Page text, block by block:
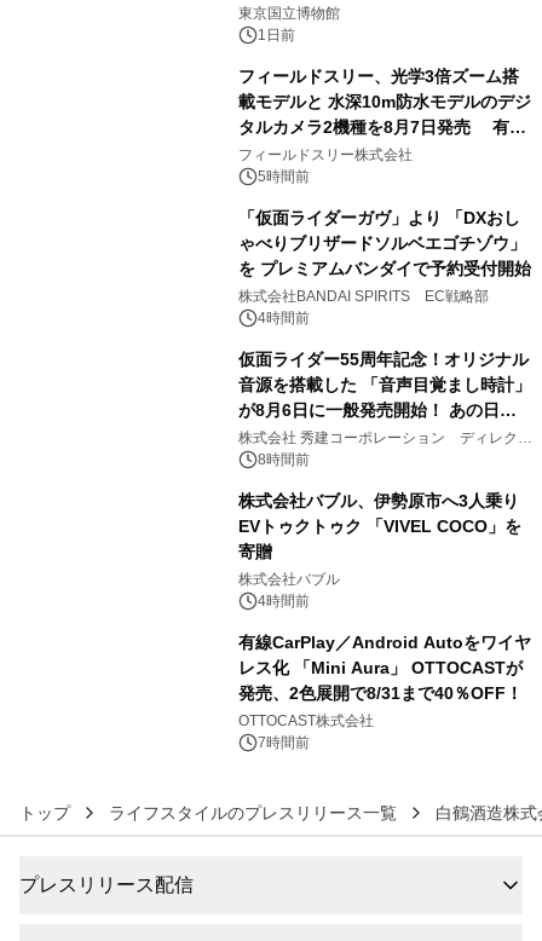
東京国立博物館
1日前
フィールドスリー、光学3倍ズーム搭
載モデルと 水深10m防水モデルのデジ
タルカメラ2機種を8月7日発売 有効
約1300万画素、用途別に選べるコンデ
ジ新登場
フィールドスリー株式会社
5時間前
「仮面ライダーガヴ」より 「DXおし
ゃべりブリザードソルベエゴチゾウ」
を プレミアムバンダイで予約受付開始
株式会社BANDAI SPIRITS EC戦略部
4時間前
仮面ライダー55周年記念！オリジナル
音源を搭載した 「音声目覚まし時計」
が8月6日に一般発売開始！ あの日の
大興奮が今甦る
株式会社 秀建コーポレーション ディレクト
アートギャラリー
8時間前
株式会社バブル、伊勢原市へ3人乗り
EVトゥクトゥク 「VIVEL COCO」を
寄贈
株式会社バブル
4時間前
有線CarPlay／Android Autoをワイヤ
レス化 「Mini Aura」 OTTOCASTが
発売、2色展開で8/31まで40％OFF！
OTTOCAST株式会社
7時間前
トップ ライフスタイルのプレスリリース一覧 白鶴酒造株式
プレスリリース配信